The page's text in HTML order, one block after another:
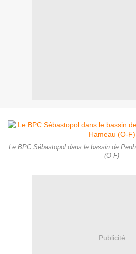
Le BPC Sébastopol dans le bassin de
(O-F)
Publicité